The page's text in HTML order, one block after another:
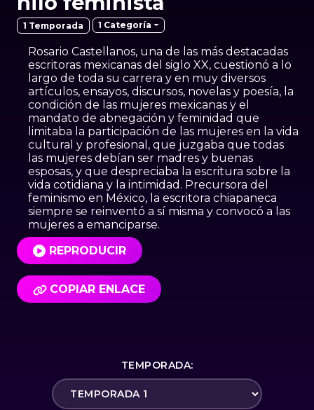
1 Temporada 1 Categoría
Rosario Castellanos, una de las más destacadas
escritoras mexicanas del siglo XX, cuestionó a lo
largo de toda su carrera y en muy diversos
artículos, ensayos, discursos, novelas y poesía, la
condición de las mujeres mexicanas y el
mandato de abnegación y feminidad que
limitaba la participación de las mujeres en la vida
cultural y profesional, que juzgaba que todas
las mujeres debían ser madres y buenas
esposas, y que despreciaba la escritura sobre la
vida cotidiana y la intimidad. Precursora del
feminismo en México, la escritora chiapaneca
siempre se reinventó a sí misma y convocó a las
mujeres a emanciparse.
REPRODUCIR
COPIAR ENLACE
TEMPORADA: